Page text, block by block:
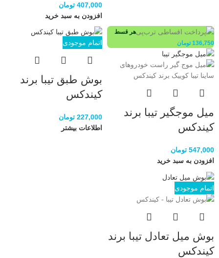
407,000 تومان
افزودن به سبد خرید
هر قسط
136,750 تومان
میل موجگیر تیبا برند
کیندکس
547,000 تومان
افزودن به سبد خرید
اتمام موجودی
بوش طبق تیبا برند
کیندکس
227,000 تومان
اطلاعات بیشتر
اتمام موجودی
بوش میل تعادل تیبا برند
کیندکس